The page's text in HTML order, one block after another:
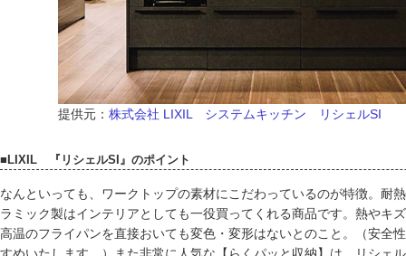
提供元： 株式会社 LIXIL システムキッチン リシェルSI
■LIXIL 『リシェルSI』のポイント
なんといっても、ワークトップの素材にこだわっているのが特徴。耐
ラミック製はインテリアとしても一役買ってくれる商品です。熱やキ
高温のフライパンを直接おいても変色・変形はないとのこと。（安全